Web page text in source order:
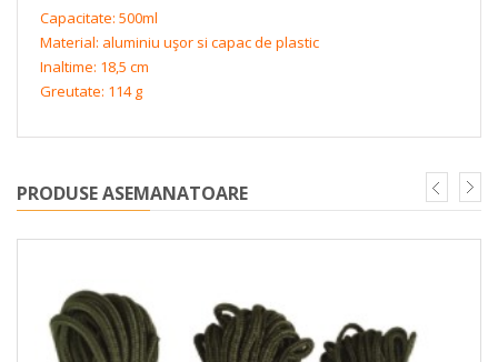
Capacitate: 500ml
Material: aluminiu uşor si capac de plastic
Inaltime: 18,5 cm
Greutate: 114 g
PRODUSE ASEMANATOARE